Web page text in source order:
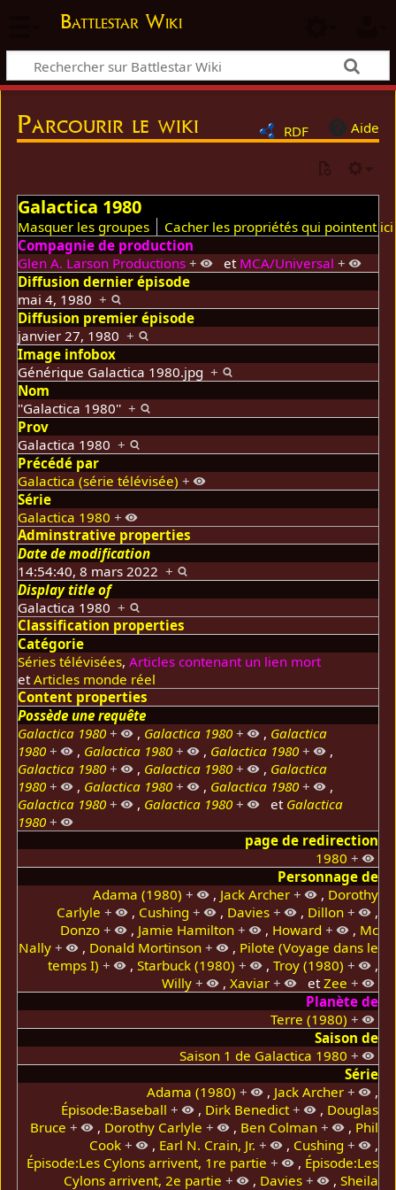
Battlestar Wiki
RDF Aide
Parcourir le wiki
Galactica 1980
Masquer les groupes
Cacher les propriétés qui pointent ici
Compagnie de production
Glen A. Larson Productions + et MCA/Universal +
Diffusion dernier épisode
mai 4, 1980 +
Diffusion premier épisode
janvier 27, 1980 +
Image infobox
Générique Galactica 1980.jpg+
Nom
''Galactica 1980''+
Prov
Galactica 1980+
Précédé par
Galactica (série télévisée) +
Série
Galactica 1980 +
Adminstrative properties
Date de modification
14:54:40, 8 mars 2022 +
Display title of
Galactica 1980+
Classification properties
Catégorie
Séries télévisées,Articles contenant un lien mort
etArticles monde réel
Content properties
Possède une requête
Galactica 1980 + , Galactica 1980 + , Galactica
1980 + , Galactica 1980 + , Galactica 1980 +
,
Galactica 1980 + , Galactica 1980 + , Galactica
1980 + , Galactica 1980 + , Galactica 1980 +
,
Galactica 1980 + , Galactica 1980 + et Galactica
1980 +
page de redirection
1980 +
Personnage de
Adama (1980) + , Jack Archer + , Dorothy
Carlyle + , Cushing + , Davies + , Dillon +
,
Donzo + , Jamie Hamilton + , Howard + , Mc
Nally + , Donald Mortinson + , Pilote (Voyage dans le
temps I) + , Starbuck (1980) + , Troy (1980) +
,
Willy + , Xaviar + etZee +
Planète de
Terre (1980) +
Saison de
Saison 1 de Galactica 1980 +
Série
Adama (1980) + , Jack Archer +
,
Épisode:Baseball + , Dirk Benedict + , Douglas
Bruce + , Dorothy Carlyle + , Ben Colman + , Phil
Cook + , Earl N. Crain, Jr. + , Cushing +
,
Épisode:Les Cylons arrivent, 1re partie + , Épisode:Les
Cylons arrivent, 2e partie + , Davies + , Sheila